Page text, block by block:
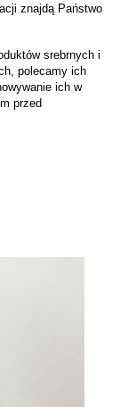
znajdą Państwo
srebrnych i
polecamy ich
ich w
przed